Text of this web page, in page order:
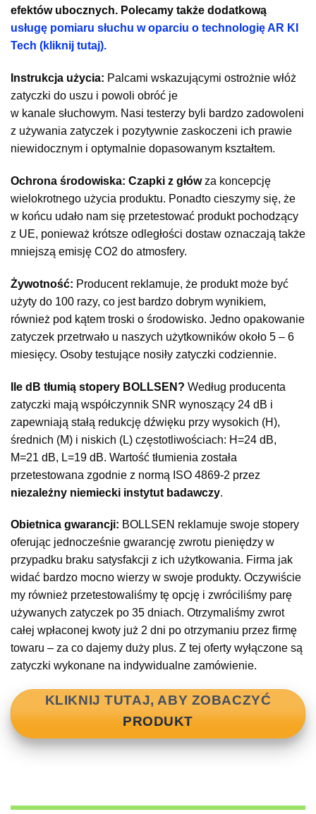
efektów ubocznych. Polecamy także dodatkową
usługę pomiaru słuchu w oparciu o technologię AR KI
Tech (kliknij tutaj).
Instrukcja użycia: Palcami wskazującymi ostrożnie włóż
zatyczki do uszu i powoli obróć je
w kanale słuchowym. Nasi testerzy byli bardzo zadowoleni
z używania zatyczek i pozytywnie zaskoczeni ich prawie
niewidocznym i optymalnie dopasowanym kształtem.
Ochrona środowiska: Czapki z główza koncepcję
wielokrotnego użycia produktu. Ponadto cieszymy się, że
w końcu udało nam się przetestować produkt pochodzący
z UE, ponieważ krótsze odległości dostaw oznaczają także
mniejszą emisję CO2 do atmosfery.
Żywotność: Producent reklamuje, że produkt może być
użyty do 100 razy, co jest bardzo dobrym wynikiem,
również pod kątem troski o środowisko. Jedno opakowanie
zatyczek przetrwało u naszych użytkowników około 5 – 6
miesięcy. Osoby testujące nosiły zatyczki codziennie.
Ile dB tłumią stopery BOLLSEN? Według producenta
zatyczki mają współczynnik SNR wynoszący 24 dB i
zapewniają stałą redukcję dźwięku przy wysokich (H),
średnich (M) i niskich (L) częstotliwościach: H=24 dB,
M=21 dB, L=19 dB. Wartość tłumienia została
przetestowana zgodnie z normą ISO 4869-2 przez
niezależny niemiecki instytut badawczy.
Obietnica gwarancji: BOLLSEN reklamuje swoje stopery
oferując jednocześnie gwarancję zwrotu pieniędzy w
przypadku braku satysfakcji z ich użytkowania. Firma jak
widać bardzo mocno wierzy w swoje produkty. Oczywiście
my również przetestowaliśmy tę opcję i zwróciliśmy parę
używanych zatyczek po 35 dniach. Otrzymaliśmy zwrot
całej wpłaconej kwoty już 2 dni po otrzymaniu przez firmę
towaru – za co dajemy duży plus. Z tej oferty wyłączone są
zatyczki wykonane na indywidualne zamówienie.
KLIKNIJ TUTAJ, ABY ZOBACZYĆ
PRODUKT